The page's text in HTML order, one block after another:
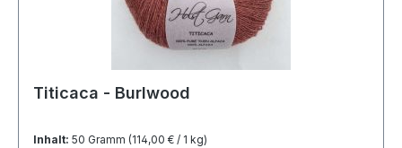
Titicaca - Burlwood
Inhalt: 50 Gramm (114,00 € / 1 kg)